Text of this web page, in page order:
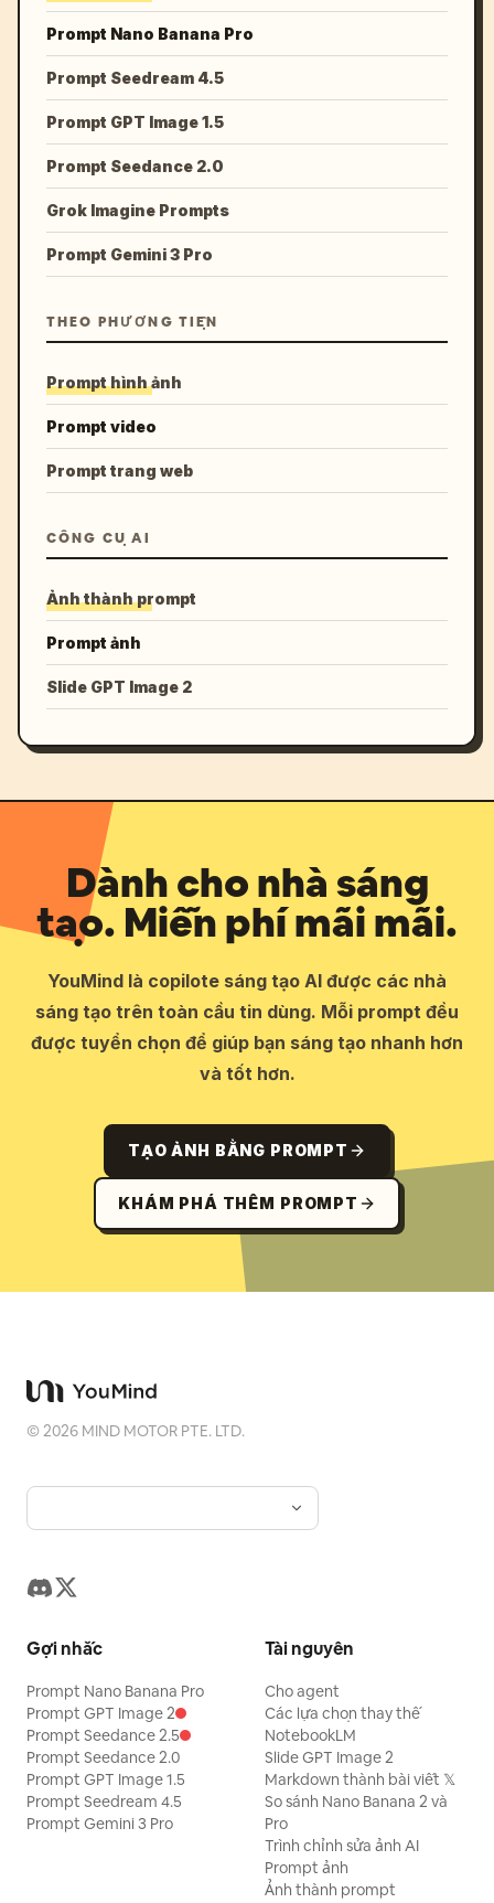
Prompt Nano Banana Pro
Prompt Seedream 4.5
Prompt GPT Image 1.5
Prompt Seedance 2.0
Grok Imagine Prompts
Prompt Gemini 3 Pro
THEO PHƯƠNG TIỆN
Prompt hình ảnh
Prompt video
Prompt trang web
CÔNG CỤ AI
Ảnh thành prompt
Prompt ảnh
Slide GPT Image 2
Dành cho nhà sáng
tạo. Miễn phí mãi mãi.
YouMind là copilote sáng tạo AI được các nhà
sáng tạo trên toàn cầu tin dùng. Mỗi prompt đều
được tuyển chọn để giúp bạn sáng tạo nhanh hơn
và tốt hơn.
TẠO ẢNH BẰNG PROMPT
KHÁM PHÁ THÊM PROMPT
©2026 MIND MOTOR PTE. LTD.
Gợi nhắc
Prompt Nano Banana Pro
Prompt GPT Image 2
Prompt Seedance 2.5
Prompt Seedance 2.0
Prompt GPT Image 1.5
Prompt Seedream 4.5
Prompt Gemini 3 Pro
Tài nguyên
Cho agent
Các lựa chọn thay thế
NotebookLM
Slide GPT Image 2
Markdown thành bài viết 𝕏
So sánh Nano Banana 2 và
Pro
Trình chỉnh sửa ảnh AI
Prompt ảnh
Ảnh thành prompt